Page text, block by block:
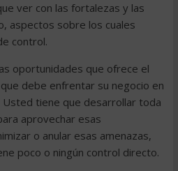
ver con las fortalezas y las
aspectos sobre los cuales
control.
oportunidades que ofrece el
debe enfrentar su negocio en
Usted tiene que desarrollar toda
aprovechar esas
o anular esas amenazas,
poco o ningún control directo.